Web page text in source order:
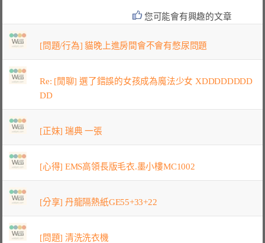
您可能會有興趣的文章
[問題/行為] 貓晚上進房間會不會有憋尿問題
Re: [閒聊] 選了錯誤的女孩成為魔法少女 XDDDDDDDD
DD
[正妹] 瑞典 一張
[心得] EMS高領長版毛衣.墨小樓MC1002
[分享] 丹龍隔熱紙GE55+33+22
[問題] 清洗洗衣機